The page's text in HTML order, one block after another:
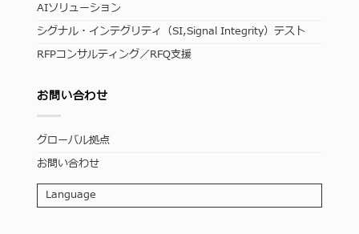
AIソリューション
シグナル・インテグリティ（SI,Signal Integrity）テスト
RFPコンサルティング／RFQ支援
お問い合わせ
グローバル拠点
お問い合わせ
Language